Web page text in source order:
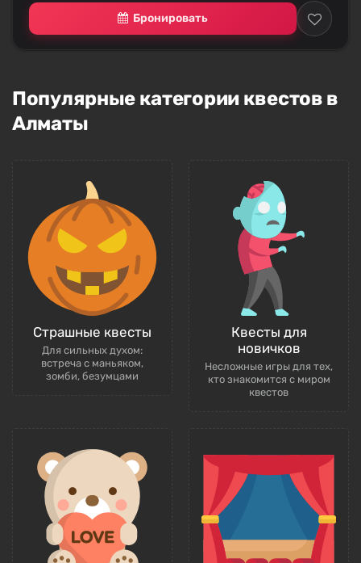
Бронировать
Популярные категории квестов в
Алматы
Страшные квесты
Для сильных духом:
встреча с маньяком,
зомби, безумцами
Квесты для
новичков
Несложные игры для тех,
кто знакомится с миром
квестов